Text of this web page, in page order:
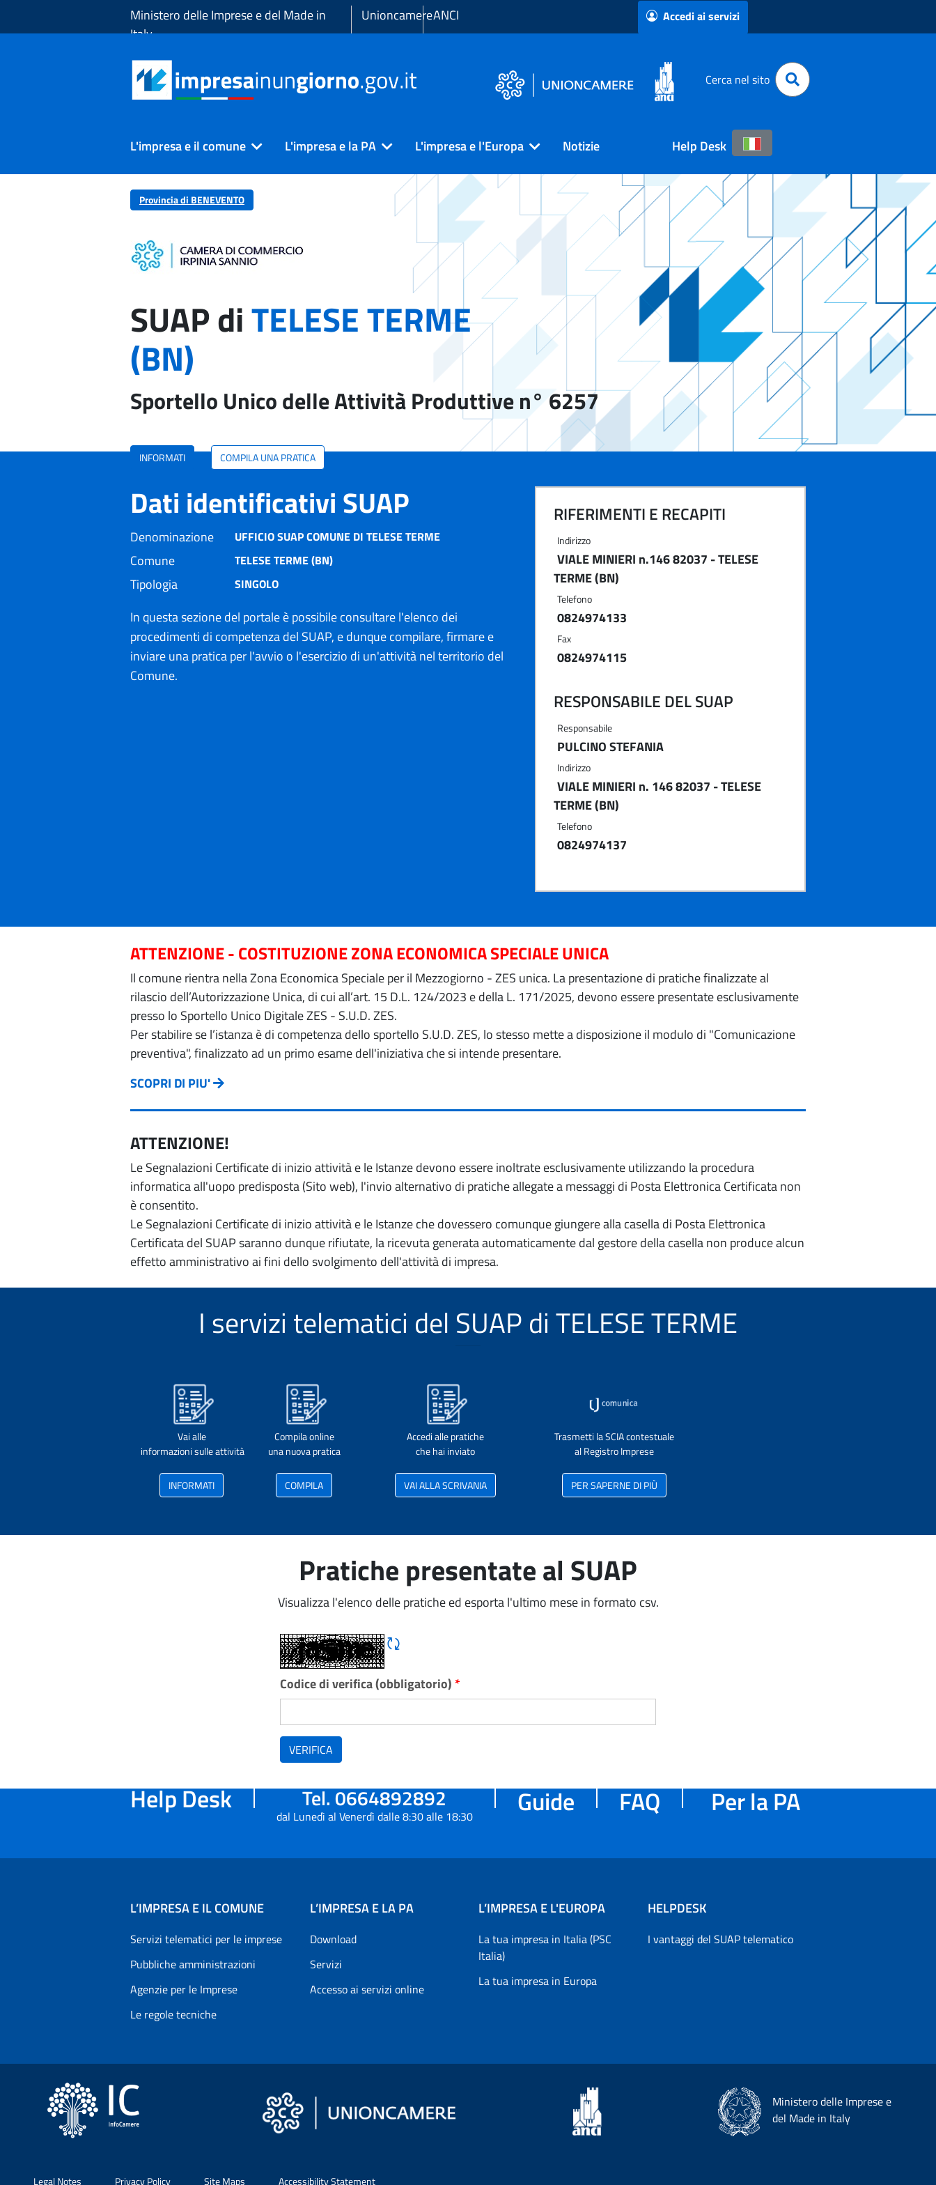
Ministero delle Imprese e del Made in
Italy
UnioncamereANCI Accedi ai servizi
Cerca nel sito
L'impresa e il comune L'impresa e la PA L'impresa e l'Europa Notizie Help Desk
Provincia di BENEVENTO
SUAP diTELESE TERME
(BN)
Sportello Unico delle Attività Produttive n° 6257
INFORMATI COMPILA UNA PRATICA
Dati identificativi SUAP
Denominazione UFFICIO SUAP COMUNE DI TELESE TERME
Comune TELESE TERME (BN)
Tipologia SINGOLO
In questa sezione del portale è possibile consultare l'elenco dei
procedimenti di competenza del SUAP, e dunque compilare, firmare e
inviare una pratica per l'avvio o l'esercizio di un'attività nel territorio del
Comune.
RIFERIMENTI E RECAPITI
Indirizzo
VIALE MINIERI n.146 82037 - TELESE
TERME (BN)
Telefono
0824974133
Fax
0824974115
RESPONSABILE DEL SUAP
Responsabile
PULCINO STEFANIA
Indirizzo
VIALE MINIERI n. 146 82037 - TELESE
TERME (BN)
Telefono
0824974137
ATTENZIONE - COSTITUZIONE ZONA ECONOMICA SPECIALE UNICA
Il comune rientra nella Zona Economica Speciale per il Mezzogiorno - ZES unica. La presentazione di pratiche finalizzate al
rilascio dell’Autorizzazione Unica, di cui all’art. 15 D.L. 124/2023 e della L. 171/2025, devono essere presentate esclusivamente
presso lo Sportello Unico Digitale ZES - S.U.D. ZES.
Per stabilire se l’istanza è di competenza dello sportello S.U.D. ZES, lo stesso mette a disposizione il modulo di "Comunicazione
preventiva", finalizzato ad un primo esame dell'iniziativa che si intende presentare.
SCOPRI DI PIU'
ATTENZIONE!
Le Segnalazioni Certificate di inizio attività e le Istanze devono essere inoltrate esclusivamente utilizzando la procedura
informatica all'uopo predisposta (Sito web), l'invio alternativo di pratiche allegate a messaggi di Posta Elettronica Certificata non
è consentito.
Le Segnalazioni Certificate di inizio attività e le Istanze che dovessero comunque giungere alla casella di Posta Elettronica
Certificata del SUAP saranno dunque rifiutate, la ricevuta generata automaticamente dal gestore della casella non produce alcun
effetto amministrativo ai fini dello svolgimento dell'attività di impresa.
I servizi telematici del SUAP di TELESE TERME
Vai alle
informazioni sulle attività
INFORMATI
Compila online
una nuova pratica
COMPILA
Accedi alle pratiche
che hai inviato
VAI ALLA SCRIVANIA
Trasmetti la SCIA contestuale
al Registro Imprese
PER SAPERNE DI PIÙ
Pratiche presentate al SUAP
Visualizza l'elenco delle pratiche ed esporta l'ultimo mese in formato csv.
Rigene CAPTCHA
Codice di verifica (obbligatorio) *
VERIFICA
Help Desk Tel. 0664892892
dal Lunedì al Venerdì dalle 8:30 alle 18:30 Guide FAQ Per la PA
L’IMPRESA E IL COMUNE
Servizi telematici per le imprese
Pubbliche amministrazioni
Agenzie per le Imprese
Le regole tecniche
L’IMPRESA E LA PA
Download
Servizi
Accesso ai servizi online
L’IMPRESA E L'EUROPA
La tua impresa in Italia (PSC
Italia)
La tua impresa in Europa
HELPDESK
I vantaggi del SUAP telematico
Ministero delle Imprese e
del Made in Italy
Legal Notes Privacy Policy Site Maps Accessibility Statement